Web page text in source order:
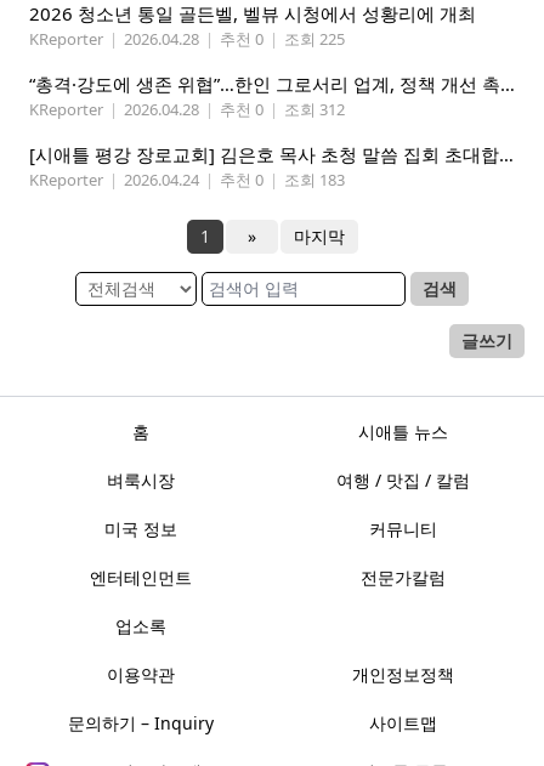
2026 청소년 통일 골든벨, 벨뷰 시청에서 성황리에 개최
KReporter | 2026.04.28 | 추천 0 | 조회 225
“총격·강도에 생존 위협”…한인 그로서리 업계, 정책 개선 촉구
KReporter | 2026.04.28 | 추천 0 | 조회 312
[시애틀 평강 장로교회] 김은호 목사 초청 말씀 집회 초대합니다 5/3-5
KReporter | 2026.04.24 | 추천 0 | 조회 183
1 » 마지막
검색
글쓰기
홈 시애틀 뉴스
벼룩시장 여행 / 맛집 / 칼럼
미국 정보 커뮤니티
엔터테인먼트 전문가칼럼
업소록
이용약관 개인정보정책
문의하기 – Inquiry 사이트맵